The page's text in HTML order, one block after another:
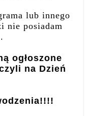
lub innego
nie posiadam
ogłoszone
na Dzień